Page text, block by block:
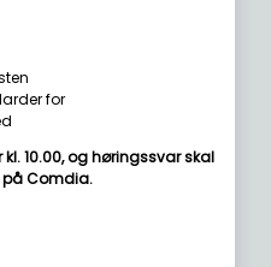
for
10.00, og høringssvar skal
Comdia.